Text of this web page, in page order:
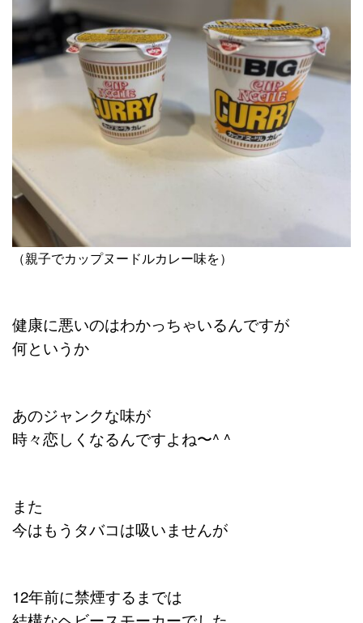
（親子でカップヌードルカレー味を）
健康に悪いのはわかっちゃいるんですが
何というか
あのジャンクな味が
時々恋しくなるんですよね〜^ ^
また
今はもうタバコは吸いませんが
12年前に禁煙するまでは